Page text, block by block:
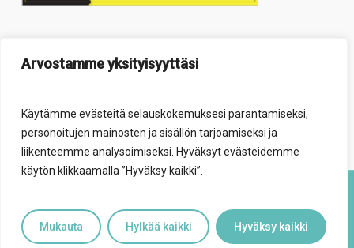
Arvostamme yksityisyyttäsi
Käytämme evästeitä selauskokemuksesi parantamiseksi,
personoitujen mainosten ja sisällön tarjoamiseksi ja
liikenteemme analysoimiseksi. Hyväksyt evästeidemme
käytön klikkaamalla ”Hyväksy kaikki”.
Mukauta Hylkää kaikki Hyväksy kaikki
facebook
youtubeinstagram